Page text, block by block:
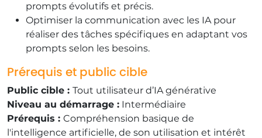
prompts évolutifs et précis.
​Optimiser la communication avec les IA pour
réaliser des tâches spécifiques en adaptant vos
prompts selon les besoins.
Prérequis et public cible
​Public cible : Tout utilisateur d’IA générative
Niveau au démarrage : Intermédiaire
​Prérequis : Compréhension basique de
l'intelligence artificielle, de son utilisation et intérêt